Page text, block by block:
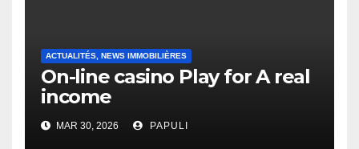
ACTUALITÉS, NEWS IMMOBILIÈRES
On-line casino Play for A real
income
MAR 30, 2026 PAPULI